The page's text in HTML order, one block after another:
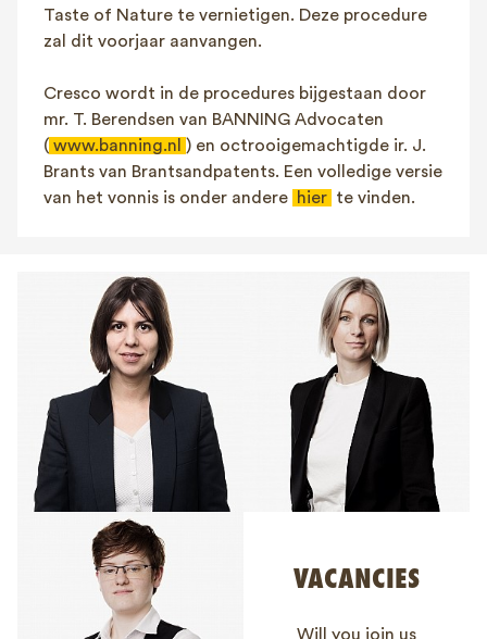
Taste of Nature te vernietigen. Deze procedure
zal dit voorjaar aanvangen.
Cresco wordt in de procedures bijgestaan door
mr. T. Berendsen van BANNING Advocaten
( www.banning.nl ) en octrooigemachtigde ir. J.
Brants van Brantsandpatents. Een volledige versie
van het vonnis is onder andere
hier te vinden.
VACANCIES
Will you join us